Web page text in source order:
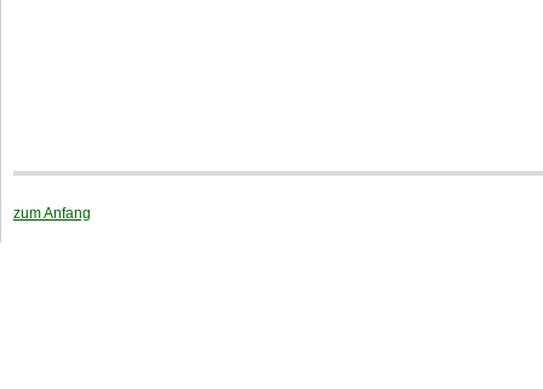
zum Anfang